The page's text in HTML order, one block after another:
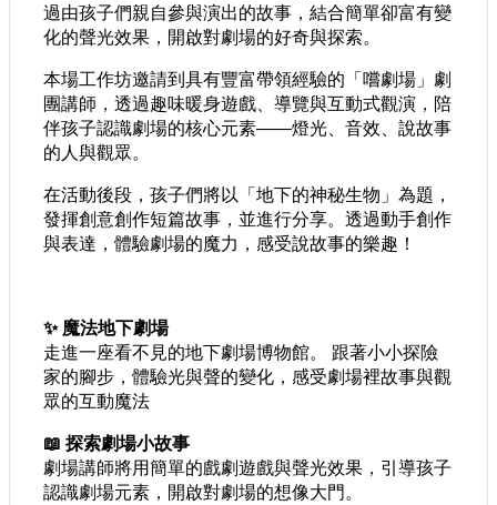
過由孩子們親自參與演出的故事，結合簡單卻富有變
化的聲光效果，開啟對劇場的好奇與探索。
本場工作坊邀請到具有豐富帶領經驗的「嚐劇場」劇
團講師，透過趣味暖身遊戲、導覽與互動式觀演，陪
伴孩子認識劇場的核心元素——燈光、音效、說故事
的人與觀眾。
在活動後段，孩子們將以「地下的神秘生物」為題，
發揮創意創作短篇故事，並進行分享。透過動手創作
與表達，體驗劇場的魔力，感受說故事的樂趣！
✨ 魔法地下劇場
走進一座看不見的地下劇場博物館。 跟著小小探險
家的腳步，體驗光與聲的變化，感受劇場裡故事與觀
眾的互動魔法
📖 探索劇場小故事
劇場講師將用簡單的戲劇遊戲與聲光效果，引導孩子
認識劇場元素，開啟對劇場的想像大門。